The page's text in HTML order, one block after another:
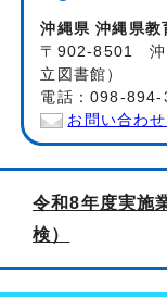
沖縄県 沖縄県教
〒902-8501 沖
立図書館）
電話：098-894-
お問い合わ
令和8年度実施
検）